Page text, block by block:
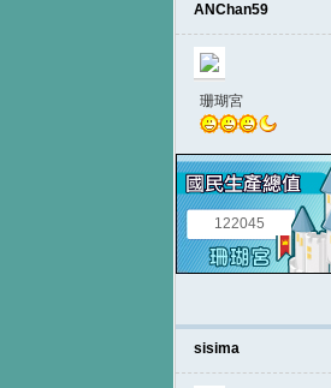
ANChan59
珊瑚宮
122045
sisima